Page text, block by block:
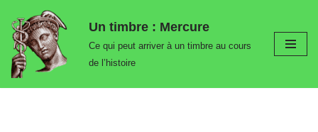
Aller
au
contenu
Un timbre : Mercure
Ce qui peut arriver à un timbre au cours
de l’histoire